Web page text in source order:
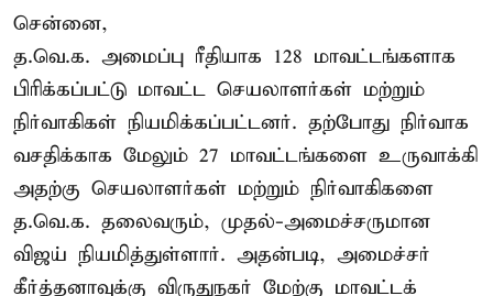
சென்னை,
த.வெ.க. அமைப்பு ரீதியாக 128 மாவட்டங்களாக
பிரிக்கப்பட்டு மாவட்ட செயலாளர்கள் மற்றும்
நிர்வாகிகள் நியமிக்கப்பட்டனர். தற்போது நிர்வாக
வசதிக்காக மேலும் 27 மாவட்டங்களை உருவாக்கி
அதற்கு செயலாளர்கள் மற்றும் நிர்வாகிகளை
த.வெ.க. தலைவரும், முதல்-அமைச்சருமான
விஜய் நியமித்துள்ளார். அதன்படி, அமைச்சர்
கீர்த்தனாவுக்கு விருதுநகர் மேற்கு மாவட்டக்